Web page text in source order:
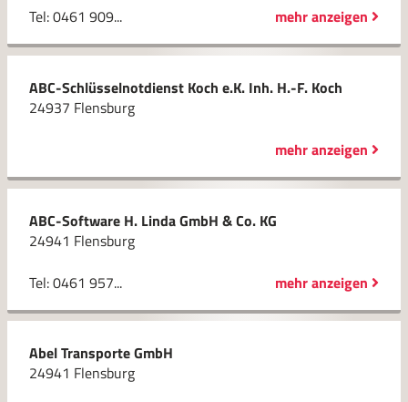
Tel: 0461 909...
mehr anzeigen
ABC-Schlüsselnotdienst Koch e.K. Inh. H.-F. Koch
24937 Flensburg
mehr anzeigen
ABC-Software H. Linda GmbH & Co. KG
24941 Flensburg
Tel: 0461 957...
mehr anzeigen
Abel Transporte GmbH
24941 Flensburg